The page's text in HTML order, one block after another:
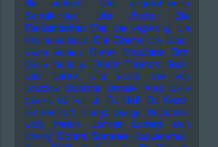
die anderen
Schulkinder
Die Ärzte
Die
Fantastischen Vier Die Regierung Die
Rhythmus Boys Die Sterne Die Türen
Dieter Bohlen
Dieter Maschine Birr
Dieter Moebius Dieter Thomas Heck
DiIV DIKKA Dire Straits
Dirk von
Lowtzow
Disarstar Disaster Area
Dixie
Chicks DJ Fetisch DJ Hell DJ Koze
DJ Tomcraft Django Django
Doctorella
Dolly Parton
Dominik Eulberg
Don
Cherry Donna Summer Dopplereffekt